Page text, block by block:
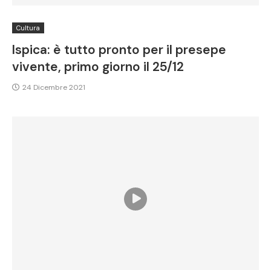
Cultura
Ispica: è tutto pronto per il presepe
vivente, primo giorno il 25/12
24 Dicembre 2021